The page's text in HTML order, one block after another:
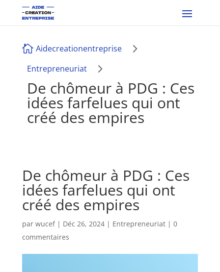
 Aidecreationentreprise 5
Entrepreneuriat 5
De chômeur à PDG : Ces
idées farfelues qui ont
créé des empires
De chômeur à PDG : Ces
idées farfelues qui ont
créé des empires
par wucef| Déc 26, 2024| Entrepreneuriat| 0
commentaires